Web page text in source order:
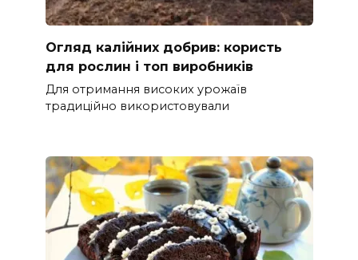
Огляд калійних добрив: користь
для рослин і топ виробників
Для отримання високих урожаїв
традиційно використовували